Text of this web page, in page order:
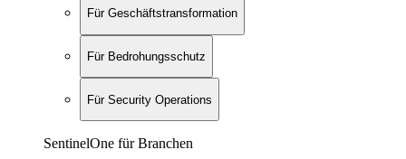
Für Geschäftstransformation
Für Bedrohungsschutz
Für Security Operations
SentinelOne für Branchen